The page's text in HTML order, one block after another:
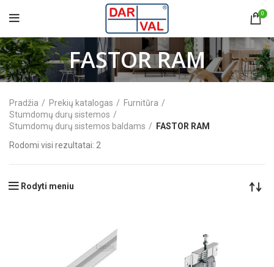
0
FASTOR RAM
Pradžia Prekių katalogas
Furnitūra
Stumdomų durų sistemos
Stumdomų durų sistemos baldams
FASTOR RAM
Rodomi visi rezultatai: 2
Rodyti meniu